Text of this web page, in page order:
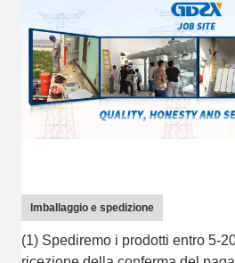
Imballaggio e spedizione
(1) Spediremo i prodotti entro 5-